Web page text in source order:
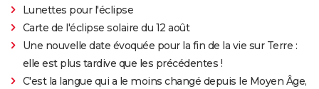
Lunettes pour l'éclipse
Carte de l'éclipse solaire du 12 août
Une nouvelle date évoquée pour la fin de la vie sur Terre :
elle est plus tardive que les précédentes !
C'est la langue qui a le moins changé depuis le Moyen Âge,